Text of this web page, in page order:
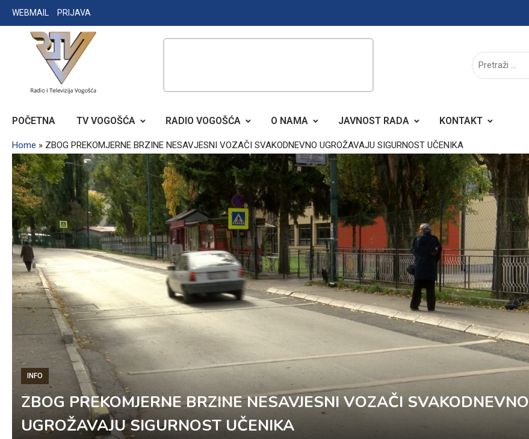
Skip
to
WEBMAIL PRIJAVA
RADIO TELEVIZIJA VOGOŠĆA
POČETNA TV VOGOŠĆA RADIO VOGOŠĆA O NAMA JAVNOST RADA KONTAKT
Home » ZBOG PREKOMJERNE BRZINE NESAVJESNI VOZAČI SVAKODNEVNO UGROŽAVAJU SIGURNOST UČENIKA
INFO
ZBOG PREKOMJERNE BRZINE NESAVJESNI VOZAČI SVAKODNEVNO
UGROŽAVAJU SIGURNOST UČENIKA